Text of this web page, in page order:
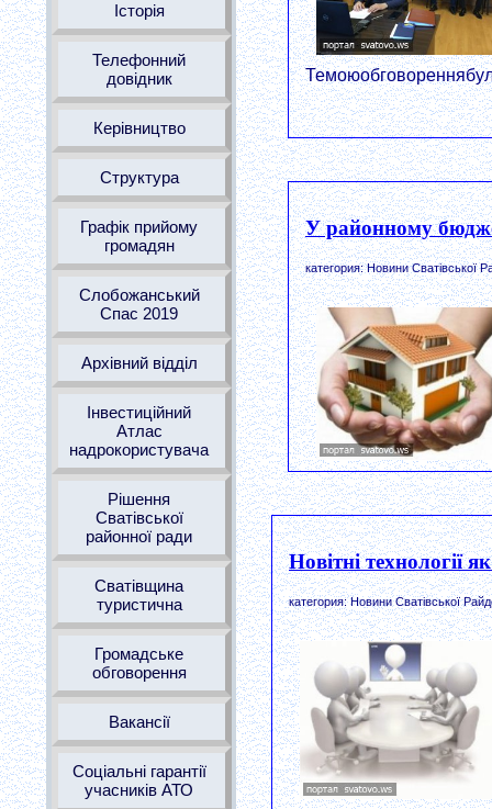
Історія
Телефонний
довідник
Керівництво
Структура
Графік прийому
громадян
Слобожанський
Спас 2019
Архівний відділ
Інвестиційний
Атлас
надрокористувача
Рішення
Сватівської
районної ради
Сватівщина
туристична
Громадське
обговорення
Вакансії
Соціальні гарантії
учасників АТО
У районному
категория: Новини Сватівської
Новітні технології
категория: Новини Сватівської